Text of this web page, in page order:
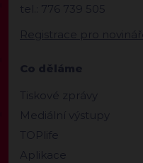
tel.: 776 739 505
Registrace pro novináře
Co děláme
Tiskové zprávy
Mediální výstupy
TOPlife
Aplikace